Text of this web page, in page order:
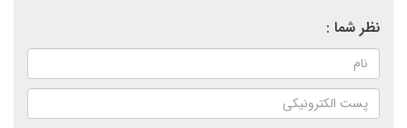
نظر شما :